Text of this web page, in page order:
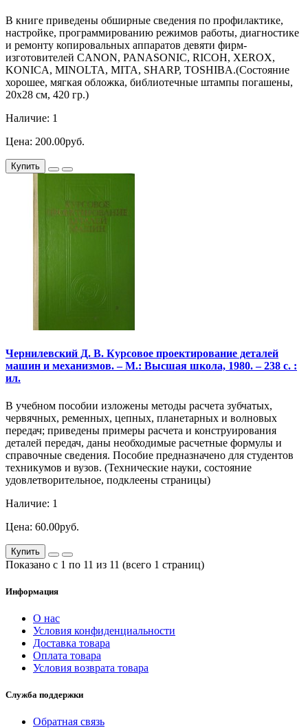
В книге приведены обширные сведения по профилактике,
настройке, программированию режимов работы, диагностике
и ремонту копировальных аппаратов девяти фирм-
изготовителей CANON, PANASONIC, RICOH, XEROX,
KONICA, MINOLTA, MITA, SHARP, TOSHIBA.(Состояние
хорошее, мягкая обложка, библиотечные штампы погашены,
20х28 см, 420 гр.)
Наличие: 1
Цена: 200.00руб.
Купить
Чернилевский Д. В. Курсовое проектирование деталей
машин и механизмов. – М.: Высшая школа, 1980. – 238 с. :
ил.
В учебном пособии изложены методы расчета зубчатых,
червячных, ременных, цепных, планетарных и волновых
передач; приведены примеры расчета и конструирования
деталей передач, даны необходимые расчетные формулы и
справочные сведения. Пособие предназначено для студентов
техникумов и вузов. (Технические науки, состояние
удовлетворительное, подклеены страницы)
Наличие: 1
Цена: 60.00руб.
Купить
Показано с 1 по 11 из 11 (всего 1 страниц)
Информация
О нас
Условия конфиденциальности
Доставка товара
Оплата товара
Условия возврата товара
Служба поддержки
Обратная связь